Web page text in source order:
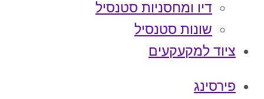
דיו ומחסניות סטנסיל
שונות סטנסיל
ציוד למקעקעים
פירסינג